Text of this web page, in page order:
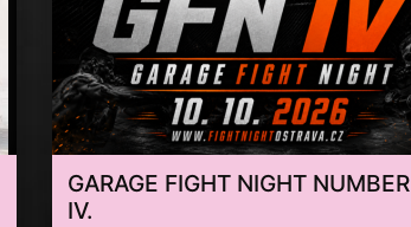
GARAGE FIGHT NIGHT NUMBER
IV.